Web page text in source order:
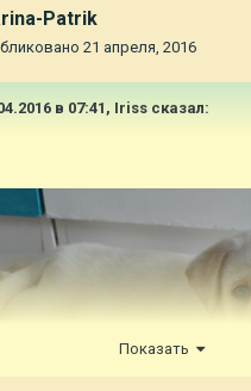
Patrik
21 апреля, 2016
в 07:41, Iriss сказал:
Показать